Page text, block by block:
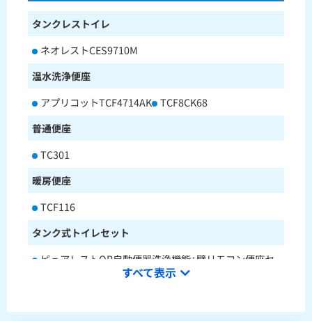
タンクレストイレ
ネオレストCES9710M
温水洗浄便座
アプリコットTCF4714AK TCF8CK68
普通便座
TC301
暖房便座
TCF116
タンク式トイレセット
ピュアレストQR自動便器洗浄機能+壁リモコン便座セ
ットCS232BM+SH233BA+TCF4714AK
すべて表示